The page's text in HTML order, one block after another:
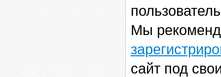
Мы
сайт под